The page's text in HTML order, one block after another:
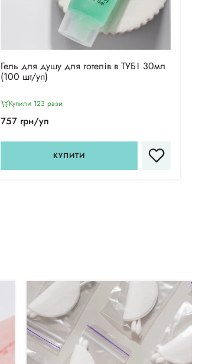
Гель для душу для готелів в ТУБІ 30мл
(100 шт/уп)
Купили 123 рази
757 грн/уп
КУПИТИ